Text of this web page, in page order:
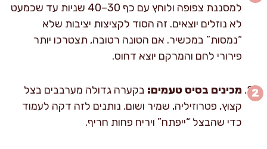
למסננת צפופה ולוחץ עם כף 30–40 שניות עד שכמעט
לא נוזלים יוצאים. זה הסוד לקציצות יציבות שלא
“נמסות” במכשיר. אם הטונה רטובה, תצטרכו יותר
פירורי לחם והמרקם יוצא דחוס.
מכינים בסיס טעמים: בקערה גדולה מערבבים בצל
קצוץ, פטרוזיליה, שמיר ושום. נותנים לזה דקה לעמוד
כדי שהבצל “ייפתח” ויריח פחות חריף.